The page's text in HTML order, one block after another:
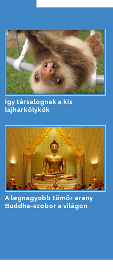
Így társalognak a kis
lajhárkölykök
A legnagyobb tömör arany
Buddha-szobor a világon